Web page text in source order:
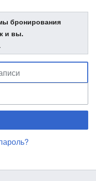
бронирования
и вы.